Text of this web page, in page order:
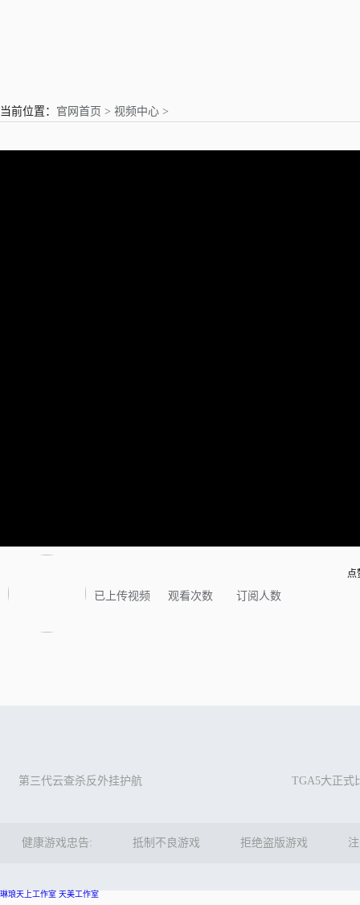
当前位置： 官网首页 > 视频中心 >
已上传视频 观看次数 订阅人数
点
第三代云查杀反外挂护航 TGA5大正式
健康游戏忠告: 抵制不良游戏 拒绝盗版游戏
琳琅天上工作室 天美工作室